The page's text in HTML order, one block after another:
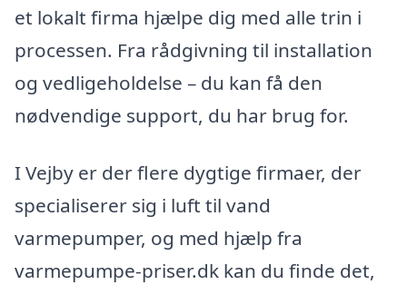
et lokalt firma hjælpe dig med alle trin i
processen. Fra rådgivning til installation
og vedligeholdelse – du kan få den
nødvendige support, du har brug for.
I Vejby er der flere dygtige firmaer, der
specialiserer sig i luft til vand
varmepumper, og med hjælp fra
varmepumpe-priser.dk kan du finde det,